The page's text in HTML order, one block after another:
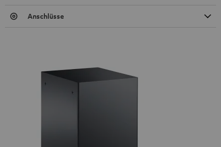
Anschlüsse